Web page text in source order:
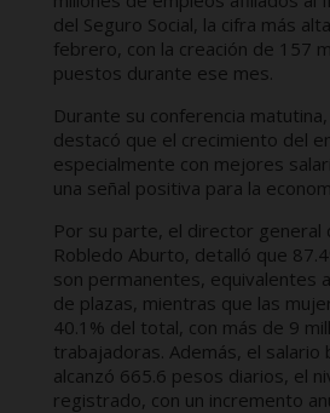
del Seguro Social, la cifra más
febrero, con la creación de 157
puestos durante ese mes.
Durante su conferencia
destacó que el crecimiento del
especialmente con mejores
una señal positiva para la
Por su parte, el director general
Robledo Aburto, detalló que
son permanentes, equivalentes
de plazas, mientras que las
40.1% del total, con más de 9
trabajadoras. Además, el salario
alcanzó 665.6 pesos diarios, el
registrado, con un incremento